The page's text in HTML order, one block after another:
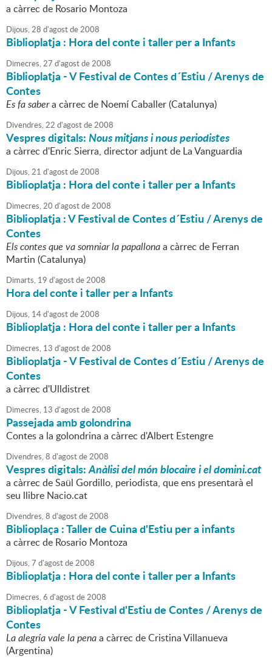
a càrrec de Rosario Montoza
Dijous,28 d'agostde2008
Biblioplatja : Hora del conte i taller per a Infants
Dimecres,27 d'agostde2008
Biblioplatja - V Festival de Contes d´Estiu / Arenys de
Contes
Es fa sabera càrrec de Noemí Caballer (Catalunya)
Divendres,22 d'agostde2008
Vespres digitals:Nous mitjans i nous periodistes
a càrrec d'Enric Sierra, director adjunt de La Vanguardia
Dijous,21 d'agostde2008
Biblioplatja : Hora del conte i taller per a Infants
Dimecres,20 d'agostde2008
Biblioplatja : V Festival de Contes d´Estiu / Arenys de
Contes
Els contes que va somniar la papallonaa càrrec de Ferran
Martin (Catalunya)
Dimarts, 19 d'agostde2008
Hora del conte i taller per a Infants
Dijous, 14d'agostde2008
Biblioplatja : Hora del conte i taller per a Infants
Dimecres, 13 d'agostde2008
Biblioplatja - V Festival de Contes d´Estiu / Arenys de
Contes
a càrrec d'Ulldistret
Dimecres, 13 d'agostde2008
Passejada amb golondrina
Contes a la golondrina a càrrec d'Albert Estengre
Divendres,8 d'agostde2008
Vespres digitals:Anàlisi del món blocaire i el domini.cat
a càrrec de Saül Gordillo, periodista, que ens presentarà el
seu llibre Nacio.cat
Divendres,8 d'agostde2008
Biblioplaça : Taller de Cuina d'Estiu per a infants
a càrrec de Rosario Montoza
Dijous,7 d'agostde2008
Biblioplatja : Hora del conte i taller per a Infants
Dimecres,6 d'agostde2008
Biblioplatja - V Festival d'Estiu de Contes / Arenys de
Contes
La alegría vale la penaa càrrec de Cristina Villanueva
(Argentina)